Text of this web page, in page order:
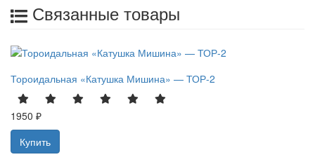
Связанные товары
Тороидальная «Катушка Мишина» — ТОР-2
1950 ₽
Купить